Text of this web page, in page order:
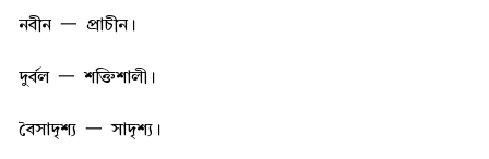
নবীন 一 প্ৰাচীন।
দুৰ্বল 一 শক্তিশালী।
বৈসাদৃশ্য 一 সাদৃশ্য।